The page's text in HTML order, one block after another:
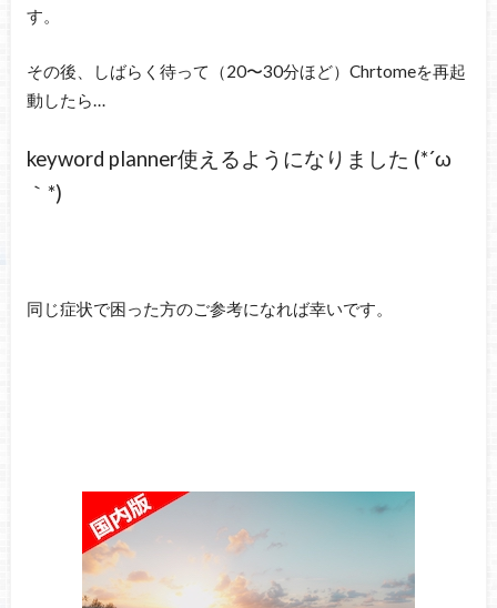
す。
その後、しばらく待って（20〜30分ほど）Chrtomeを再起
動したら…
keyword planner使えるようになりました (*´ω
｀*)
同じ症状で困った方のご参考になれば幸いです。